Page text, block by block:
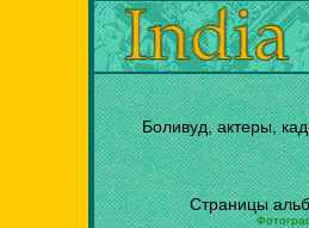
Боливуд, актеры,
Страницы